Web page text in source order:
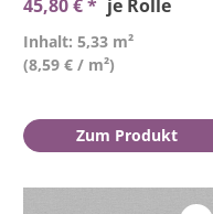
45,80 € * je Rolle
Inhalt: 5,33 m²
(8,59 € / m²)
Zum Produkt